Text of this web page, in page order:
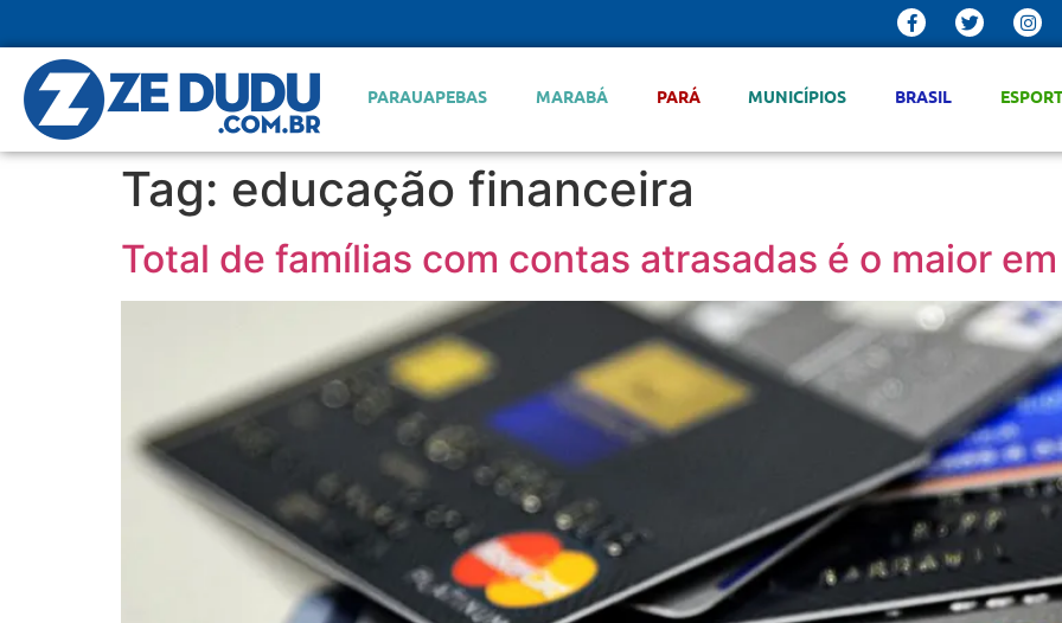
PARAUAPEBAS MARABÁ PARÁ MUNICÍPIOS BRASIL
Tag: educação financeira
Total de famílias com contas atrasadas é o maior